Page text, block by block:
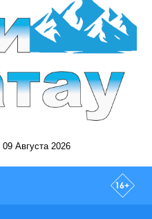
09 Августа 2026